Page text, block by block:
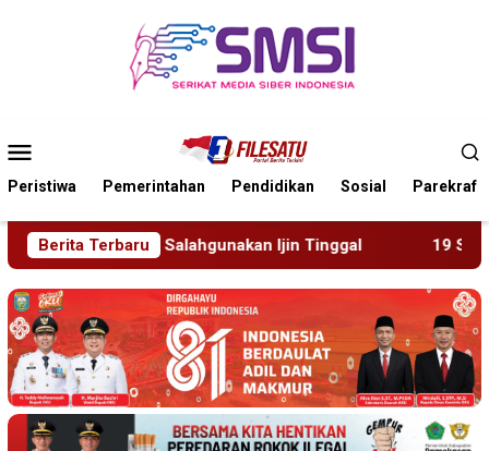
Mobile
Peristiwa Pemerintahan Pendidikan Sosial Parekraf
Berita Terbaru
Ijin Tinggal 19 Siswa Sakit Bersamaan,